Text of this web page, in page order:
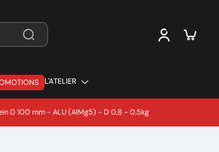
L'ATELIER
D 100 mm - ALU (AlMg5) - D 0,8 - 0,5kg